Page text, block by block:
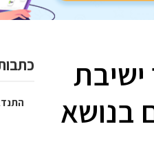
בנושא